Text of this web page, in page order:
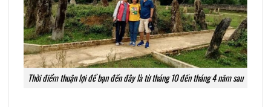
Thời điểm thuận lợi để bạn đến đây là từ tháng 10 đến tháng 4 năm sau